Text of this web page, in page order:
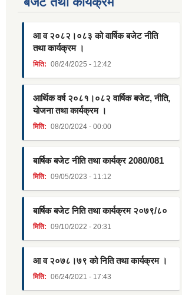
आ व २०८२।०८३ को वार्षिक बजेट नीति
तथा कार्यक्रम ।
मिति: 08/24/2025 - 12:42
आर्थिक वर्ष २०८१।०८२ वार्षिक बजेट, नीति,
योजना तथा कार्यक्रम ।
मिति: 08/20/2024 - 00:00
बार्षिक बजेट नीति तथा कार्यक्र 2080/081
मिति: 09/05/2023 - 11:12
बार्षिक बजेट निति तथा कार्यक्रम २०७९/८०
मिति: 09/10/2022 - 20:31
आ व २०७८।७९ को निति तथा कार्यक्रम ।
मिति: 06/24/2021 - 17:43